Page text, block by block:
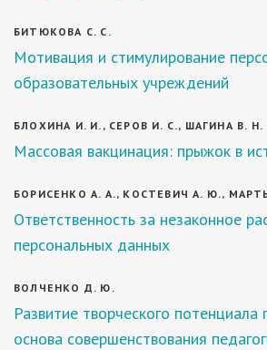
БИТЮКОВА С. С.
Мотивация и стимулирование
образовательных учреждений
БЛОХИНА И. И., СЕРОВ И. С., ШАГИНА В. Н.
Массовая вакцинация: прыжок в
БОРИСЕНКО А. А., КОСТЕВИЧ А. Ю.,
Ответственность за незаконное
персональных данных
ВОЛЧЕНКО Д. Ю.
Развитие творческого потенциала
основа совершенствования